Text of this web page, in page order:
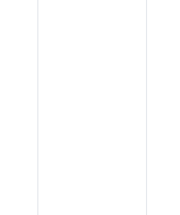
введенный
дней